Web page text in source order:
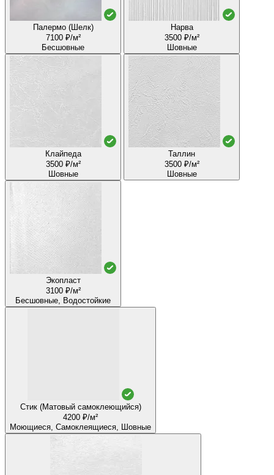
Палермо (Шелк)
7100 ₽/м²
Бесшовные
Нарва
3500 ₽/м²
Шовные
Клайпеда
3500 ₽/м²
Шовные
Таллин
3500 ₽/м²
Шовные
Экопласт
3100 ₽/м²
Бесшовные, Водостойкие
Стик (Матовый самоклеющийся)
4200 ₽/м²
Моющиеся, Самоклеящиеся, Шовные